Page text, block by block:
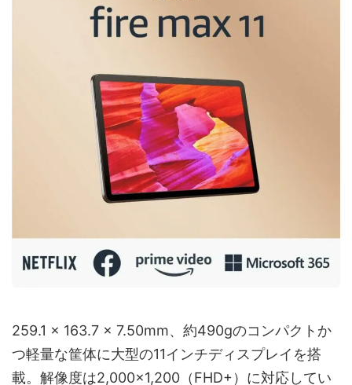
259.1 x 163.7 x 7.50mm、約490gのコンパクトか
つ軽量な筐体に大型の11インチディスプレイを搭
載。解像度は2,000×1,200（FHD+）に対応してい